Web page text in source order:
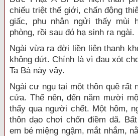
chiếu triệt thế giới, chấn động
giấc, phu nhân ngửi thấy mùi
phòng, rồi sau đó hạ sinh ra ngài.
Ngài vừa ra đời liền liên thanh
không dứt. Chính là vì đau xót
Ta Bà này vậy.
Ngài cư ngụ tại một thôn quê rất
cửa. Thế nên, đến năm mười
thấy qua người chết. Một hôm,
thôn dạo chơi chốn điềm dã.
em bé miệng ngậm, mắt nhắm,